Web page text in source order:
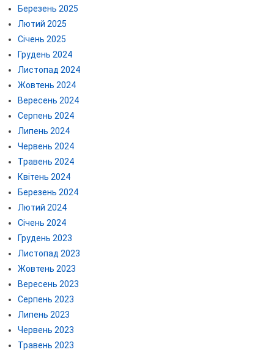
Березень 2025
Лютий 2025
Січень 2025
Грудень 2024
Листопад 2024
Жовтень 2024
Вересень 2024
Серпень 2024
Липень 2024
Червень 2024
Травень 2024
Квітень 2024
Березень 2024
Лютий 2024
Січень 2024
Грудень 2023
Листопад 2023
Жовтень 2023
Вересень 2023
Серпень 2023
Липень 2023
Червень 2023
Травень 2023